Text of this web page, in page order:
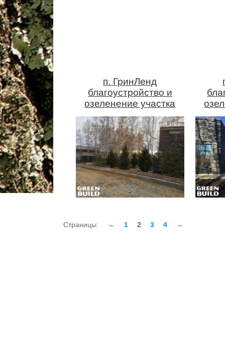
п. ГринЛенд
благоустройство и
озеленение участка
Страницы: ← 1 2 3 4 →